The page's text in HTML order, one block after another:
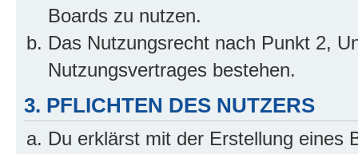
Boards zu nutzen.
Das Nutzungsrecht nach Punkt 2,
Nutzungsvertrages bestehen.
3. PFLICHTEN DES NUTZERS
Du erklärst mit der Erstellung eines